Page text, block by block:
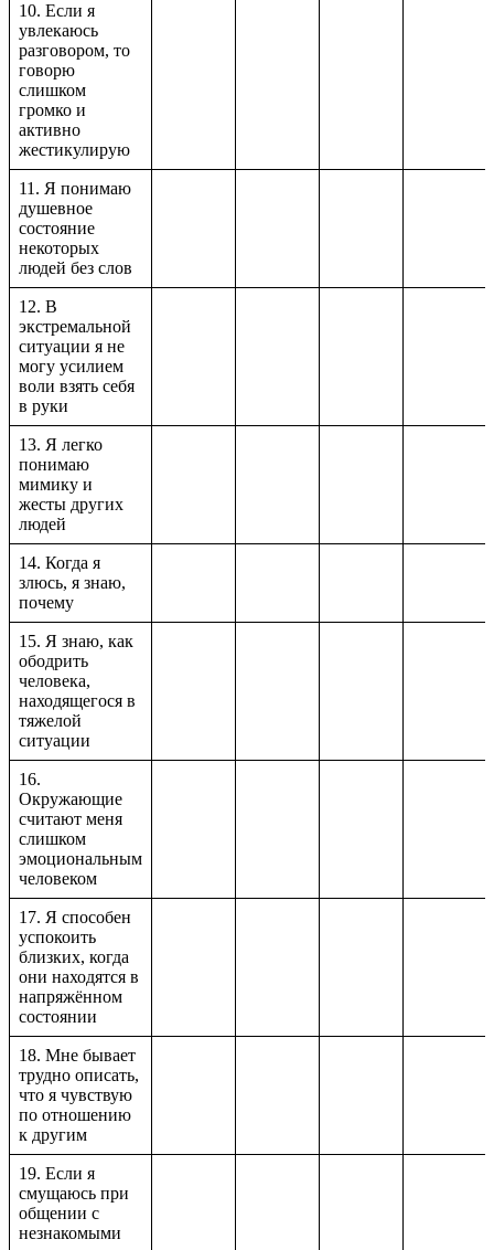
10. Если я
увлекаюсь
разговором, то
говорю
слишком
громко и
активно
жестикулирую
11. Я понимаю
душевное
состояние
некоторых
людей без слов
12. В
экстремальной
ситуации я не
могу усилием
воли взять себя
в руки
13. Я легко
понимаю
мимику и
жесты других
людей
14. Когда я
злюсь, я знаю,
почему
15. Я знаю, как
ободрить
человека,
находящегося в
тяжелой
ситуации
16.
Окружающие
считают меня
слишком
эмоциональным
человеком
17. Я способен
успокоить
близких, когда
они находятся в
напряжённом
состоянии
18. Мне бывает
трудно описать,
что я чувствую
по отношению
к другим
19. Если я
смущаюсь при
общении с
незнакомыми